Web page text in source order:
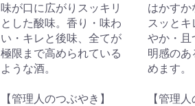
味が口に広がりスッキリ
とした酸味。香り・味わ
い・キレと後味、全てが
極限まで高められている
ような酒。
【管理人のつぶやき】
はかすか
スッとキ
やか・且
明感のあ
めます。
【管理